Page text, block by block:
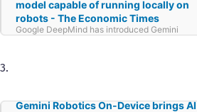
model capable of running locally on
robots - The Economic Times
Google DeepMind has introduced Gemini
Robotics On-Device. This model can execute
Google’s software development kit.
3.
Gemini Robotics On-Device brings AI